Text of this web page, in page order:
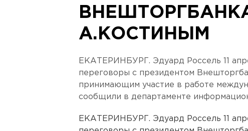
А.КОСТИНЫМ
ЕКАТЕРИНБУРГ. Эдуард Россель 11
переговоры с президентом
принимающим участие в работе
сообщили в департаменте
ЕКАТЕРИНБУРГ. Эдуард Россель 11